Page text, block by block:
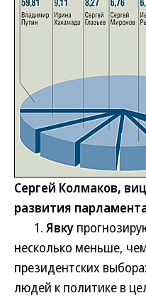
Сергей Колмаков,
развития
1. Явку
несколько меньше,
президентских
людей к политике в